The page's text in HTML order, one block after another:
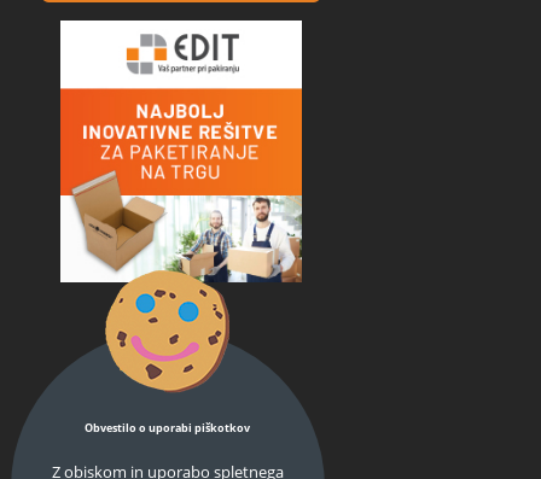
Obvestilo o uporabi piškotkov
Z obiskom in uporabo spletnega